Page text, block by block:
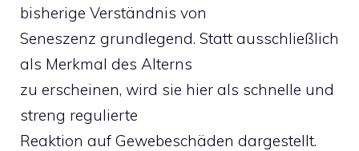
bisherige Verständnis von
Seneszenz grundlegend. Statt ausschließlich
als Merkmal des Alterns
zu erscheinen, wird sie hier als schnelle und
streng regulierte
Reaktion auf Gewebeschäden dargestellt.